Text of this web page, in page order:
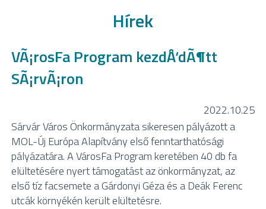
Hírek
VÃ¡rosFa Program kezdÅ‘dÃ¶tt
SÃ¡rvÃ¡ron
2022.10.25
Sárvár Város Önkormányzata sikeresen pályázott a
MOL-Új Európa Alapítvány első fenntarthatósági
pályázatára. A VárosFa Program keretében 40 db fa
elültetésére nyert támogatást az önkormányzat, az
első tíz facsemete a Gárdonyi Géza és a Deák Ferenc
utcák környékén került elültetésre.